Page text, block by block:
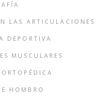
LAS ARTICULACIONES
DEPORTIVA
MUSCULARES
HOMBRO